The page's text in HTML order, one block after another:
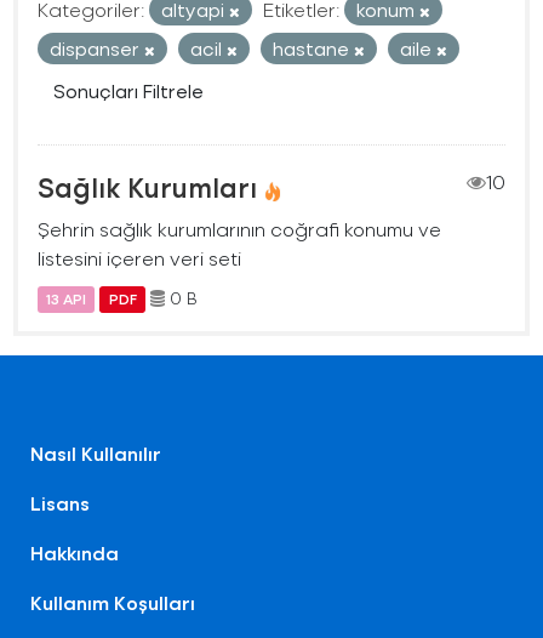
Kategoriler:
altyapi Etiketler:
konum
dispanser
acil hastane
aile
Sonuçları Filtrele
Sağlık Kurumları
10
Şehrin sağlık kurumlarının coğrafi konumu ve
listesini içeren veri seti
13 API PDF 0 B
Nasıl Kullanılır
Lisans
Hakkında
Kullanım Koşulları